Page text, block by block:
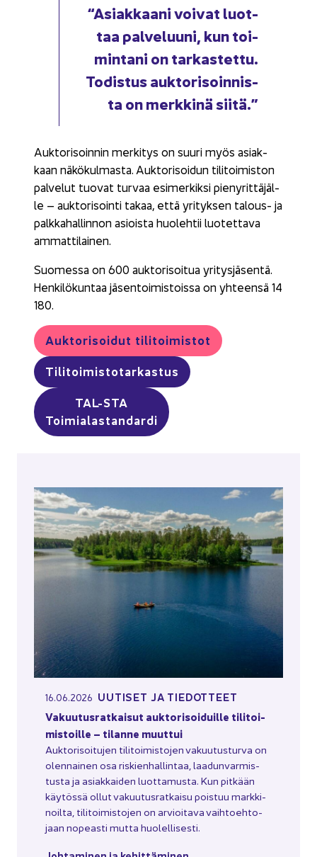
“Asiak­kaa­ni voi­vat luot­
taa pal­ve­luu­ni, kun toi­
min­ta­ni on tar­kas­tet­tu.
To­dis­tus auk­to­ri­soin­nis­
ta on merk­ki­nä siitä.”
Auk­to­ri­soin­nin mer­ki­tys on suuri myös asiak­
kaan nä­kö­kul­mas­ta. Auk­to­ri­soi­dun ti­li­toi­mis­ton
pal­ve­lut tuo­vat tur­vaa esi­mer­kik­si pie­ny­rit­tä­jäl­
le – auk­to­ri­soin­ti takaa, että yri­tyk­sen talous-​ ja
palk­ka­hal­lin­non asiois­ta huo­leh­tii luo­tet­ta­va
am­mat­ti­lai­nen.
Suo­mes­sa on 600 auk­to­ri­soi­tua yri­tys­jä­sen­tä.
Hen­ki­lö­kun­taa jä­sen­toi­mis­tois­sa on yh­teen­sä 14
180.
Auk­to­ri­soi­dut ti­li­toi­mis­tot
Ti­li­toi­mis­to­tar­kas­tus
TAL-​STA
Toi­mia­las­tan­dar­di
16.06.2026 UU­TI­SET JA TIE­DOT­TEET
Va­kuu­tus­rat­kai­sut auk­to­ri­soi­duil­le ti­li­toi­
mis­toil­le – ti­lan­ne muut­tui
Auk­to­ri­soi­tu­jen ti­li­toi­mis­to­jen va­kuu­tus­tur­va on
olen­nai­nen osa ris­kien­hal­lin­taa, laa­dun­var­mis­
tus­ta ja asiak­kai­den luot­ta­mus­ta. Kun pit­kään
käy­tös­sä ollut va­kuu­tus­rat­kai­su pois­tuu mark­ki­
noil­ta, ti­li­toi­mis­to­jen on ar­vioi­ta­va vaih­toeh­to­
jaan no­peas­ti mutta huo­lel­li­ses­ti.